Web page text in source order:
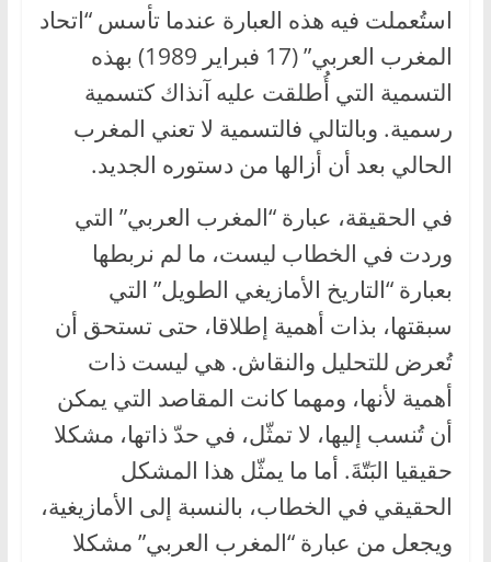
استُعملت فيه هذه العبارة عندما تأسس “اتحاد
المغرب العربي” (17 فبراير 1989) بهذه
التسمية التي أُطلقت عليه آنذاك كتسمية
رسمية. وبالتالي فالتسمية لا تعني المغرب
الحالي بعد أن أزالها من دستوره الجديد.
في الحقيقة، عبارة “المغرب العربي” التي
وردت في الخطاب ليست، ما لم نربطها
بعبارة “التاريخ الأمازيغي الطويل” التي
سبقتها، بذات أهمية إطلاقا، حتى تستحق أن
تُعرض للتحليل والنقاش. هي ليست ذات
أهمية لأنها، ومهما كانت المقاصد التي يمكن
أن تُنسب إليها، لا تمثّل، في حدّ ذاتها، مشكلا
حقيقيا البَتّةَ. أما ما يمثّل هذا المشكل
الحقيقي في الخطاب، بالنسبة إلى الأمازيغية،
ويجعل من عبارة “المغرب العربي” مشكلا